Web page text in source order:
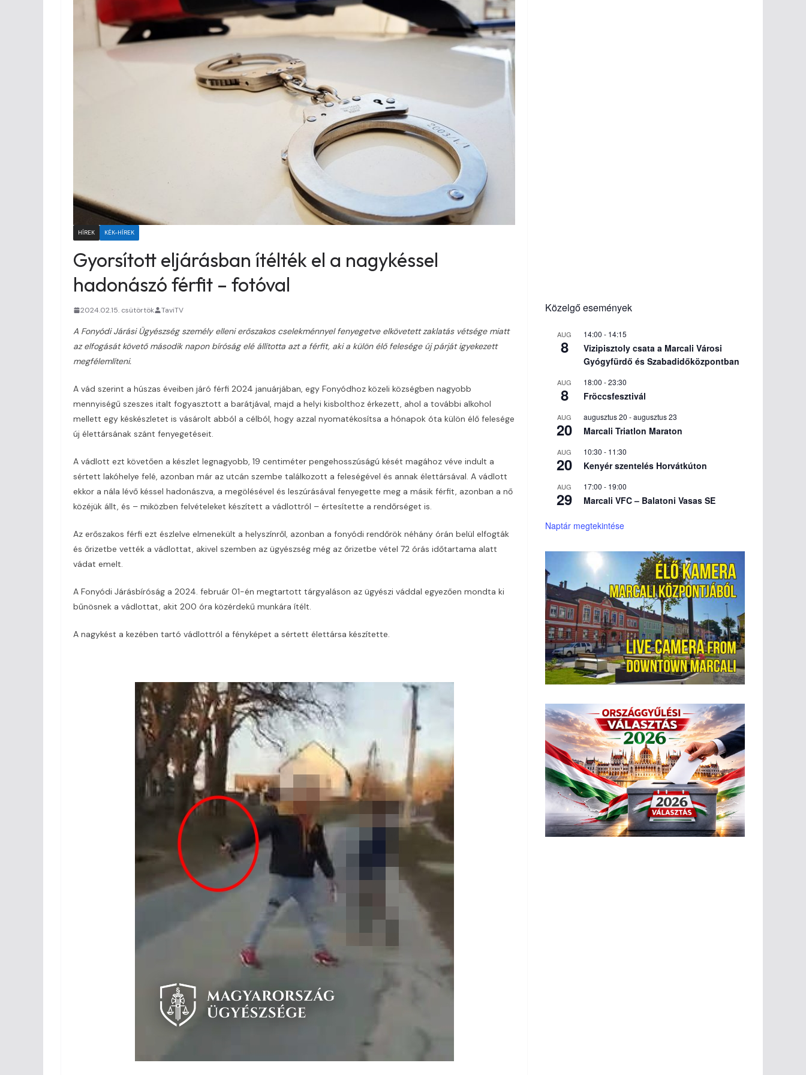
HÍREK KÉK-HÍREK
Gyorsított eljárásban ítélték el a nagykéssel
hadonászó férfit – fotóval
2024.02.15. csütörtök TaviTV
A Fonyódi Járási Ügyészség személy elleni erőszakos cselekménnyel fenyegetve elkövetett zaklatás vétsége miatt
az elfogását követő második napon bíróság elé állította azt a férfit, aki a külön élő felesége új párját igyekezett
megfélemlíteni.
A vád szerint a húszas éveiben járó férfi 2024 januárjában, egy Fonyódhoz közeli községben nagyobb
mennyiségű szeszes italt fogyasztott a barátjával, majd a helyi kisbolthoz érkezett, ahol a további alkohol
mellett egy késkészletet is vásárolt abból a célból, hogy azzal nyomatékosítsa a hónapok óta külön élő felesége
új élettársának szánt fenyegetéseit.
A vádlott ezt követően a készlet legnagyobb, 19 centiméter pengehosszúságú kését magához véve indult a
sértett lakóhelye felé, azonban már az utcán szembe találkozott a feleségével és annak élettársával. A vádlott
ekkor a nála lévő késsel hadonászva, a megölésével és leszúrásával fenyegette meg a másik férfit, azonban a nő
közéjük állt, és – miközben felvételeket készített a vádlottról – értesítette a rendőrséget is.
Az erőszakos férfi ezt észlelve elmenekült a helyszínről, azonban a fonyódi rendőrök néhány órán belül elfogták
és őrizetbe vették a vádlottat, akivel szemben az ügyészség még az őrizetbe vétel 72 órás időtartama alatt
vádat emelt.
A Fonyódi Járásbíróság a 2024. február 01-én megtartott tárgyaláson az ügyészi váddal egyezően mondta ki
bűnösnek a vádlottat, akit 200 óra közérdekű munkára ítélt.
A nagykést a kezében tartó vádlottról a fényképet a sértett élettársa készítette.
Közelgő események
AUG
8
14:00 - 14:15
Vizipisztoly csata a Marcali Városi
Gyógyfürdő és Szabadidőközpontban
AUG
8
18:00 -23:30
Fröccsfesztivál
AUG
20
augusztus 20 -augusztus 23
Marcali Triatlon Maraton
AUG
20
10:30 - 11:30
Kenyér szentelés Horvátkúton
AUG
29
17:00 - 19:00
Marcali VFC – Balatoni Vasas SE
Naptár megtekintése